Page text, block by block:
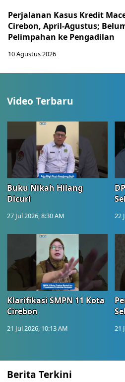
Perjalanan Kasus Kredit
Cirebon, April-Agustus;
Pelimpahan ke Pengadilan
10 Agustus 2026
Video Terbaru
Buku Nikah Hilang
Dicuri
27 Jul 2026, 8:30 AM 22
Klarifikasi SMPN 11 Kota
Cirebon
21 Jul 2026, 10:13 AM 21
Berita Terkini